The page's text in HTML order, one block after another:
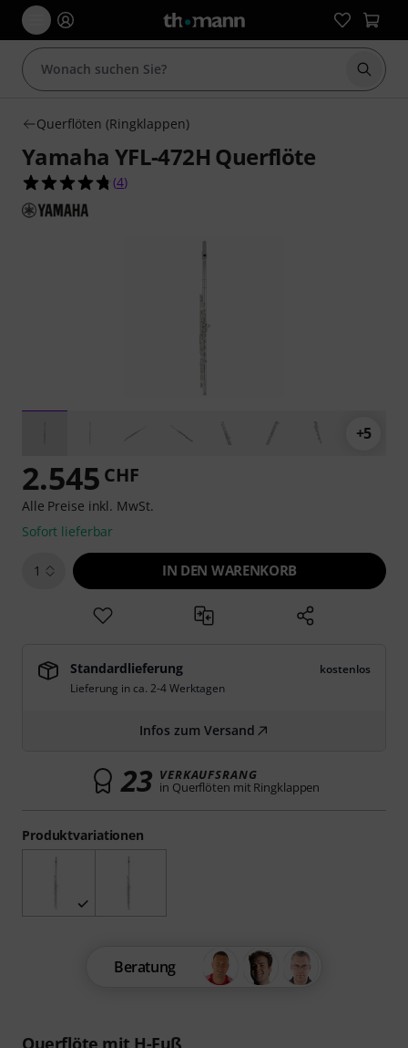
Suche
Querflöten (Ringklappen)
Yamaha YFL-472H Querflöte
4.8 von 5 Sternen aus 4 Kundenbewertungen
(4)
+5
Querflöte mit H-Fuß
Produktvariationen
2.545 CHF
Alle Preise inkl. MwSt.
Sofort lieferbar
1 IN DEN WARENKORB
Standardlieferung
kostenlos
Lieferung in ca. 2-4 Werktagen
Infos zum Versand
23 VERKAUFSRANG
in Querflöten mit Ringklappen
Beratung